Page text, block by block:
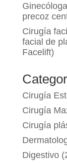
precoz
Cirugía
facial de
Facelift)
Cirugía
Cirugía
Cirugía
Digestivo